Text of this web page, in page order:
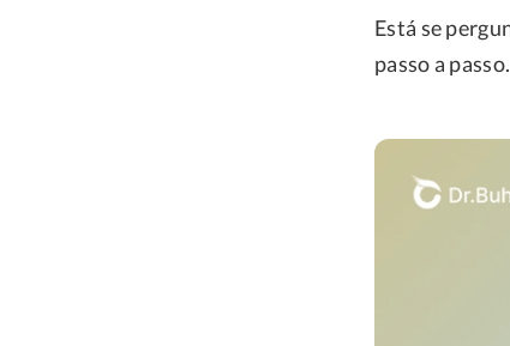
Está se
passo a passo.